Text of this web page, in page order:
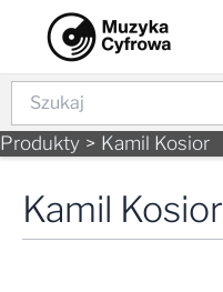
content
Szukaj
Produkty Kamil Kosior
Kamil Kosior